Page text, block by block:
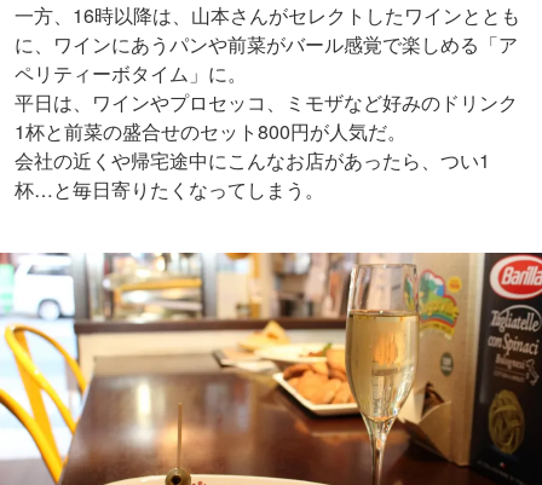
一方、16時以降は、山本さんがセレクトしたワインととも
に、ワインにあうパンや前菜がバール感覚で楽しめる「ア
ペリティーボタイム」に。
平日は、ワインやプロセッコ、ミモザなど好みのドリンク
1杯と前菜の盛合せのセット800円が人気だ。
会社の近くや帰宅途中にこんなお店があったら、つい1
杯…と毎日寄りたくなってしまう。